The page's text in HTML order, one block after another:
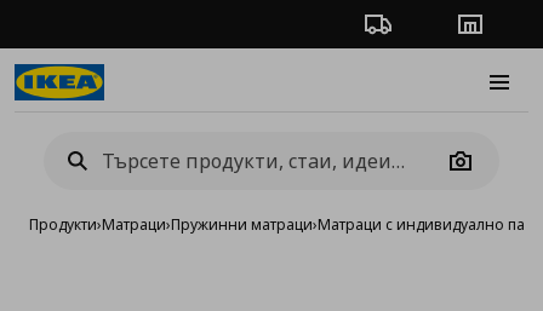
Проследяване на
Camera
Продукти›Матраци›Пружинни матраци›Матраци с индивидуално